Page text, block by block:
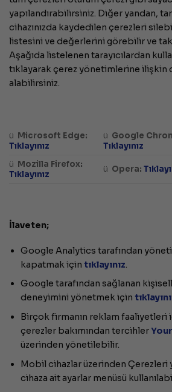
yapılandırabilirsiniz. Diğer yandan,
cihazınızda kaydedilen çerezleri
listesini ve değerlerini görebilir ve
Aşağıda listelenen tarayıcılardan
tıklayarak çerez yönetimlerine ilişkin
alabilirsiniz.
ü Microsoft Edge:
Tıklayınız
ü Google
Tıklayınız
ü Mozilla Firefox:
Tıklayınız
ü Opera:
İlaveten;
Google Analytics tarafından
kapatmak için tıklayınız.
Google tarafından sağlanan
deneyimini yönetmek için
Birçok firmanın reklam faaliyetleri
çerezler bakımından tercihler
üzerinden yönetilebilir.
Mobil cihazlar üzerinden
cihaza ait ayarlar menüsü